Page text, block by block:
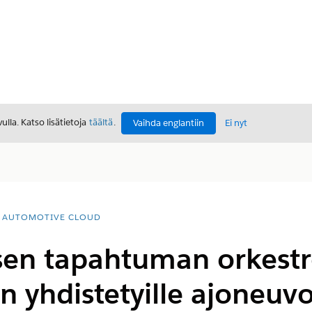
Katso lisätietoja täältä. Vaihda englantiin Ei nyt
AUTOMOTIVE CLOUD
tapahtuman
yhdistetyille